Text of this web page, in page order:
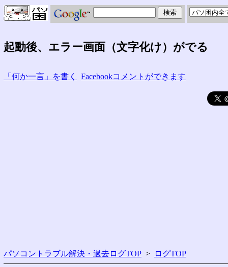
起動後、エラー画面（文字化け）がでる
「何か一言」を書く Facebookコメントができます
パソコントラブル解決・過去ログTOP > ログTOP